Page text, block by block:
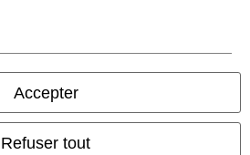
Accepter
Refuser tout
ils ne comprennent pasles frais